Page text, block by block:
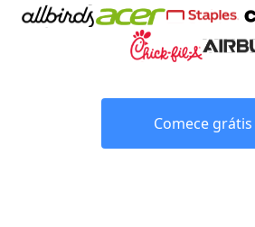
Comece grátis